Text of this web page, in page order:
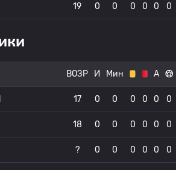
19 0 0 0 0 0 0
ВОЗР И Мин А
17 0 0 0 0 0 0
18 0 0 0 0 0 0
? 0 0 0 0 0 0